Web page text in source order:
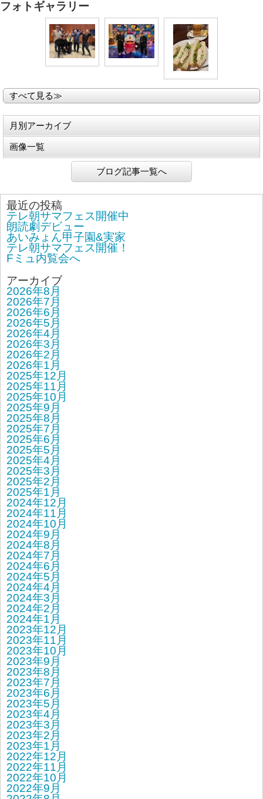
フォトギャラリー
すべて見る≫
月別アーカイブ
画像一覧
ブログ記事一覧へ
最近の投稿
テレ朝サマフェス開催中
朗読劇デビュー
あいみょん甲子園&実家
テレ朝サマフェス開催！
Fミュ内覧会へ
アーカイブ
2026年8月
2026年7月
2026年6月
2026年5月
2026年4月
2026年3月
2026年2月
2026年1月
2025年12月
2025年11月
2025年10月
2025年9月
2025年8月
2025年7月
2025年6月
2025年5月
2025年4月
2025年3月
2025年2月
2025年1月
2024年12月
2024年11月
2024年10月
2024年9月
2024年8月
2024年7月
2024年6月
2024年5月
2024年4月
2024年3月
2024年2月
2024年1月
2023年12月
2023年11月
2023年10月
2023年9月
2023年8月
2023年7月
2023年6月
2023年5月
2023年4月
2023年3月
2023年2月
2023年1月
2022年12月
2022年11月
2022年10月
2022年9月